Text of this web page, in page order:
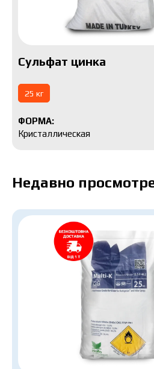
Сульфат цинка
25 кг
ФОРМА:
Кристаллическая
Недавно